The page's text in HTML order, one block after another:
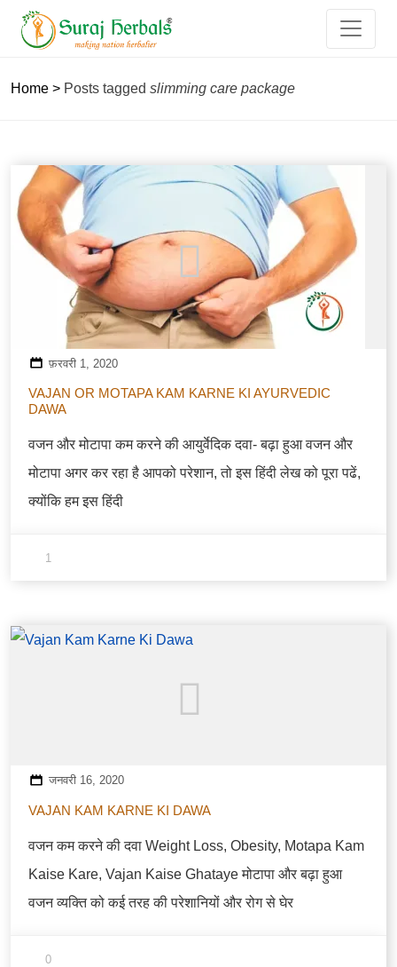
Home > Posts tagged slimming care package
फ़रवरी 1, 2020
VAJAN OR MOTAPA KAM KARNE KI AYURVEDIC
DAWA
वजन और मोटापा कम करने की आयुर्वेदिक दवा- बढ़ा हुआ वजन और
मोटापा अगर कर रहा है आपको परेशान, तो इस हिंदी लेख को पूरा पढें,
क्योंकि हम इस हिंदी
1
जनवरी 16, 2020
VAJAN KAM KARNE KI DAWA
वजन कम करने की दवा Weight Loss, Obesity, Motapa Kam
Kaise Kare, Vajan Kaise Ghataye मोटापा और बढ़ा हुआ
वजन व्यक्ति को कई तरह की परेशानियों और रोग से घेर
0